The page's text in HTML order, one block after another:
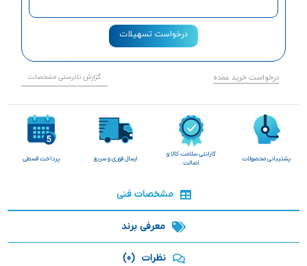
درخواست تسهیلات
درخواست خرید عمده گزارش نادرستی مشخصات
پشتیبانی محصولات
گارانتی سلامت کالا و
اصالت
ارسال فوری و سریع پرداخت قسطی
مشخصات فنی
معرفی برند
نظرات (0)